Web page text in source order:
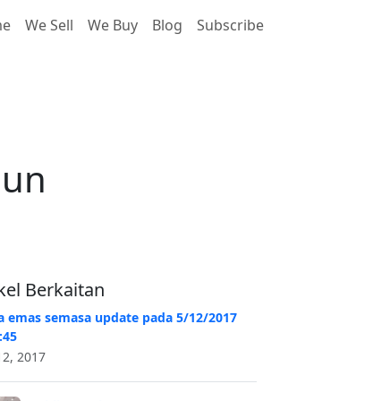
We Sell We Buy Blog Subscribe
Berkaitan
emas semasa update pada 5/12/2017
2017